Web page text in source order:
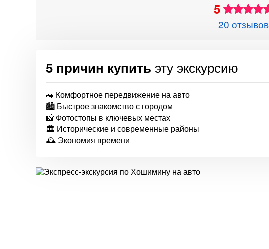
5
20 отзывов
5 причин купить эту экскурсию
🚗 Комфортное передвижение на авто
🏙 Быстрое знакомство с городом
📸 Фотостопы в ключевых местах
🏛 Исторические и современные районы
🕰 Экономия времени